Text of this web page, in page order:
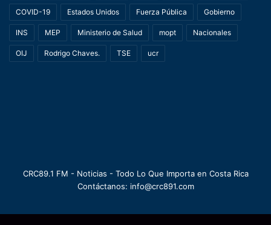
COVID-19 Estados Unidos Fuerza Pública Gobierno
INS MEP Ministerio de Salud mopt Nacionales
OIJ Rodrigo Chaves. TSE ucr
CRC89.1 FM - Noticias - Todo Lo Que Importa en Costa Rica
Contáctanos: info@crc891.com